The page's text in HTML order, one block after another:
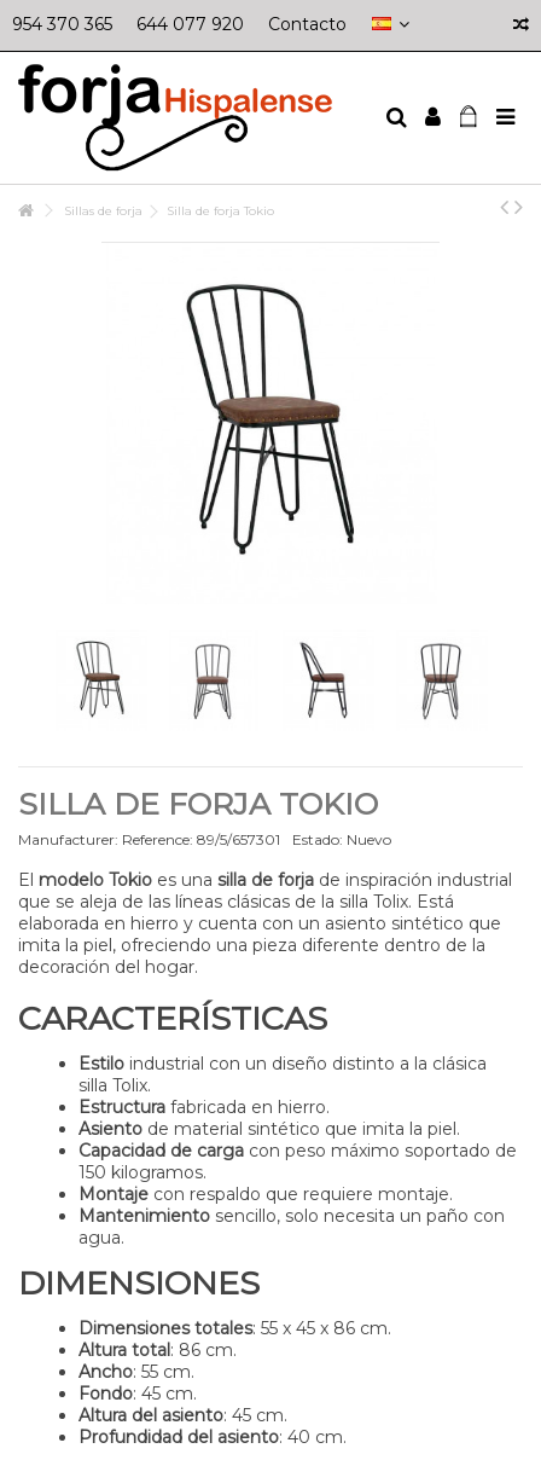
954 370 365 644 077 920 Contacto
Sillas de forja Silla de forja Tokio
SILLA DE FORJA TOKIO
Manufacturer: Reference: 89/5/657301 Estado: Nuevo
El modelo Tokio es una silla de forja de inspiración industrial
que se aleja de las líneas clásicas de la silla Tolix. Está
elaborada en hierro y cuenta con un asiento sintético que
imita la piel, ofreciendo una pieza diferente dentro de la
decoración del hogar.
CARACTERÍSTICAS
Estilo industrial con un diseño distinto a la clásica
silla Tolix.
Estructura fabricada en hierro.
Asiento de material sintético que imita la piel.
Capacidad de carga con peso máximo soportado de
150 kilogramos.
Montaje con respaldo que requiere montaje.
Mantenimiento sencillo, solo necesita un paño con
agua.
DIMENSIONES
Dimensiones totales: 55 x 45 x 86 cm.
Altura total: 86 cm.
Ancho: 55 cm.
Fondo: 45 cm.
Altura del asiento: 45 cm.
Profundidad del asiento: 40 cm.